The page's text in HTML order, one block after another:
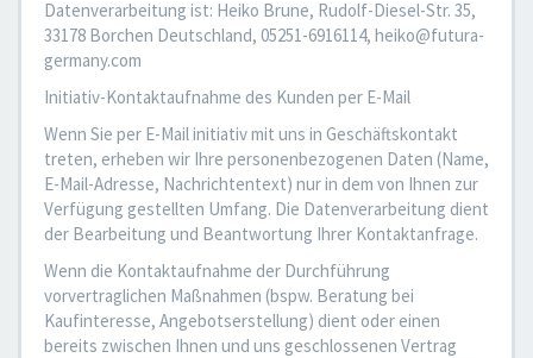
Datenverarbeitung ist: Heiko Brune, Rudolf-Diesel-Str. 35,
33178 Borchen Deutschland, 05251-6916114, heiko@futura-
germany.com
Initiativ-Kontaktaufnahme des Kunden per E-Mail
Wenn Sie per E-Mail initiativ mit uns in Geschäftskontakt
treten, erheben wir Ihre personenbezogenen Daten (Name,
E-Mail-Adresse, Nachrichtentext) nur in dem von Ihnen zur
Verfügung gestellten Umfang. Die Datenverarbeitung dient
der Bearbeitung und Beantwortung Ihrer Kontaktanfrage.
Wenn die Kontaktaufnahme der Durchführung
vorvertraglichen Maßnahmen (bspw. Beratung bei
Kaufinteresse, Angebotserstellung) dient oder einen
bereits zwischen Ihnen und uns geschlossenen Vertrag